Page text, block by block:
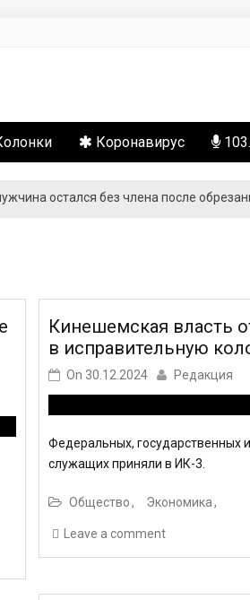
Коронавирус
остался без члена после
Кинешемская власть
в исправительную
On 30.12.2024 Редакция
Федеральных, государственных
служащих приняли в ИК-3.
Общество Экономика
Leave a comment